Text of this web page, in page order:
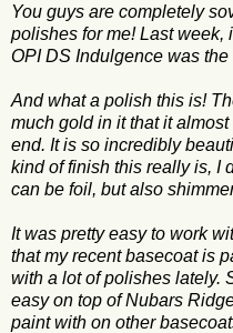
You guys are completely
polishes for me! Last week,
OPI DS Indulgence was
And what a polish this is!
much gold in it that it
end. It is so incredibly
kind of finish this really is, I
can be foil, but also
It was pretty easy to work
that my recent basecoat is
with a lot of polishes lately.
easy on top of Nubars
paint with on other